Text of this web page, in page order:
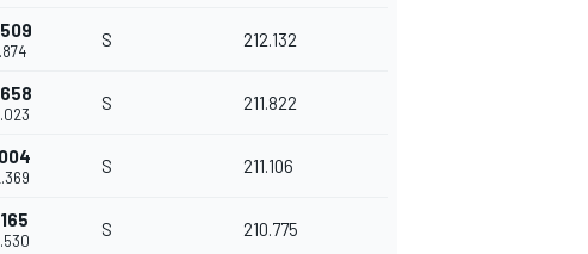
S 212.132
S 211.822
S 211.106
S 210.775